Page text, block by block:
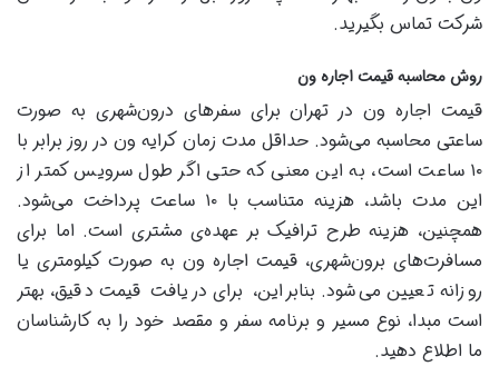
شرکت تماس بگیرید.
روش محاسبه قیمت اجاره ون
قیمت اجاره ون در تهران برای سفرهای درون‌شهری به صورت
ساعتی محاسبه می‌شود. حداقل مدت زمان کرایه ون در روز برابر با
۱۰ ساعت است، به این معنی که حتی اگر طول سرویس کمتر از
این مدت باشد، هزینه متناسب با ۱۰ ساعت پرداخت می‌شود.
همچنین، هزینه طرح ترافیک بر عهده‌ی مشتری است. اما برای
مسافرت‌های برون‌شهری، قیمت اجاره ون به صورت کیلومتری یا
روزانه تعیین می‌شود. بنابراین، برای دریافت قیمت دقیق، بهتر
است مبدا، نوع مسیر و برنامه سفر و مقصد خود را به کارشناسان
ما اطلاع دهید.